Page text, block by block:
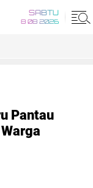
SABTU
8 08 2026
Pantau